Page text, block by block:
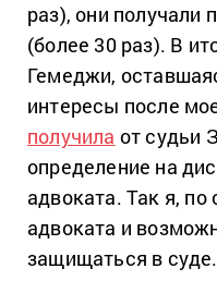
раз), они получали
(более 30 раз). В
Гемеджи,
интересы после
получила от судьи
определение на
адвоката. Так я,
адвоката и
защищаться в